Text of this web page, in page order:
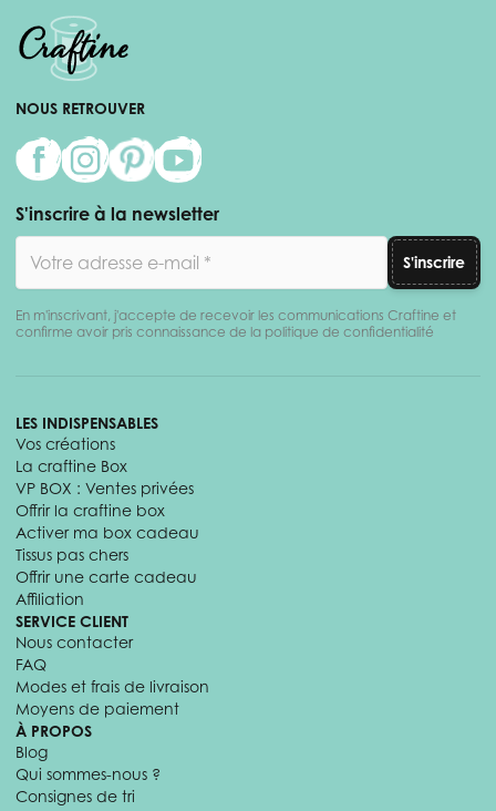
NOUS RETROUVER
S'inscrire à la newsletter
S'inscrire
En m'inscrivant, j'accepte de recevoir les communications Craftine et
confirme avoir pris connaissance de la politique de confidentialité
LES INDISPENSABLES
Vos créations
La craftine Box
VP BOX : Ventes privées
Offrir la craftine box
Activer ma box cadeau
Tissus pas chers
Offrir une carte cadeau
Affiliation
SERVICE CLIENT
Nous contacter
FAQ
Modes et frais de livraison
Moyens de paiement
À PROPOS
Blog
Qui sommes-nous ?
Consignes de tri